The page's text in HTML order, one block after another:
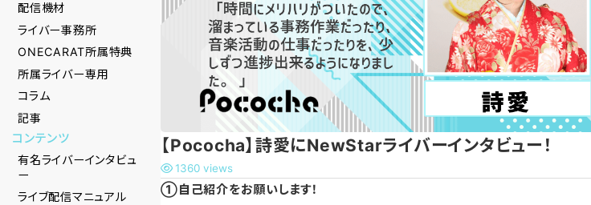
配信機材
ライバー事務所
ONECARAT所属特典
所属ライバー専用
コラム
記事
コンテンツ
有名ライバーインタビュ
ー
ライブ配信マニュアル
【Pococha】詩愛にNewStarライバーインタビュー！
1360 views
①自己紹介をお願いします！